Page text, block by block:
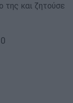
της και ζητούσε